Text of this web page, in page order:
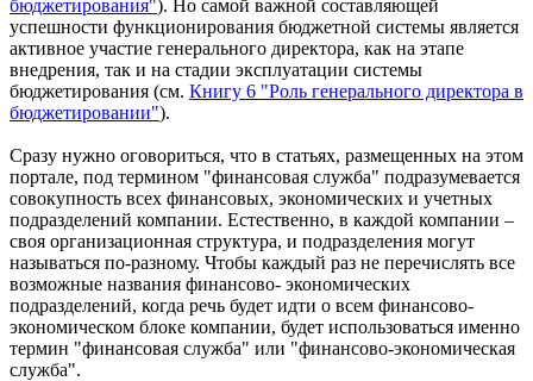
бюджетирования"). Но самой важной составляющей
успешности функционирования бюджетной системы является
активное участие генерального директора, как на этапе
внедрения, так и на стадии эксплуатации системы
бюджетирования (см. Книгу 6 "Роль генерального директора в
бюджетировании").
Сразу нужно оговориться, что в статьях, размещенных на этом
портале, под термином "финансовая служба" подразумевается
совокупность всех финансовых, экономических и учетных
подразделений компании. Естественно, в каждой компании –
своя организационная структура, и подразделения могут
называться по-разному. Чтобы каждый раз не перечислять все
возможные названия финансово- экономических
подразделений, когда речь будет идти о всем финансово-
экономическом блоке компании, будет использоваться именно
термин "финансовая служба" или "финансово-экономическая
служба".